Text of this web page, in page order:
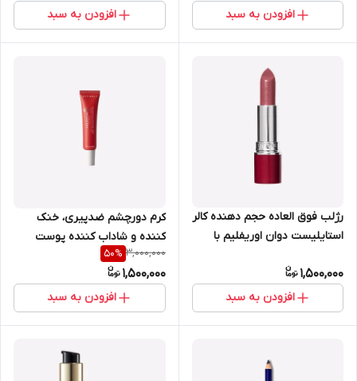
افزودن به سبد افزودن به سبد
رژلب فوق العاده حجم دهنده کالر
استایلیست دوان اوریفلیم با
1,500,000
افزودن به سبد
کرم دورچشم ضدپیری، خنک
کننده و شاداب کننده پوست
حساس بهمراه غلطک اپتیمالز
اوریفلیم 42550
3,000,000
50%
1,500,000
افزودن به سبد